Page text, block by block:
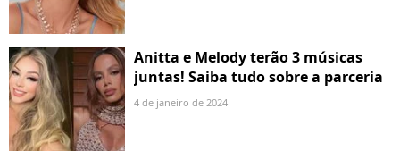
Anitta e Melody terão 3 músicas
juntas! Saiba tudo sobre a parceria
4 de janeiro de 2024